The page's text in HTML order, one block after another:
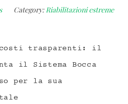
Category: Riabilitazioni estreme
trasparenti: il
il Sistema Bocca
per la sua